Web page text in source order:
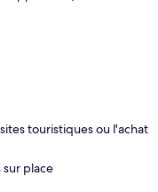
touristiques ou l'achat
place